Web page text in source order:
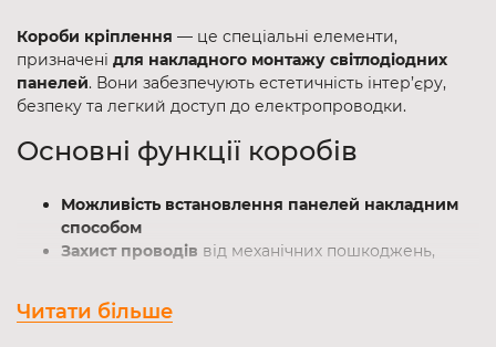
Короби кріплення — це спеціальні елементи,
призначені для накладного монтажу світлодіодних
панелей. Вони забезпечують естетичність інтер’єру,
безпеку та легкий доступ до електропроводки.
Основні функції коробів
Можливість встановлення панелей накладним
способом
Захист проводів від механічних пошкоджень,
Упорядкування кабелів
інсталяціях;
Читати більше